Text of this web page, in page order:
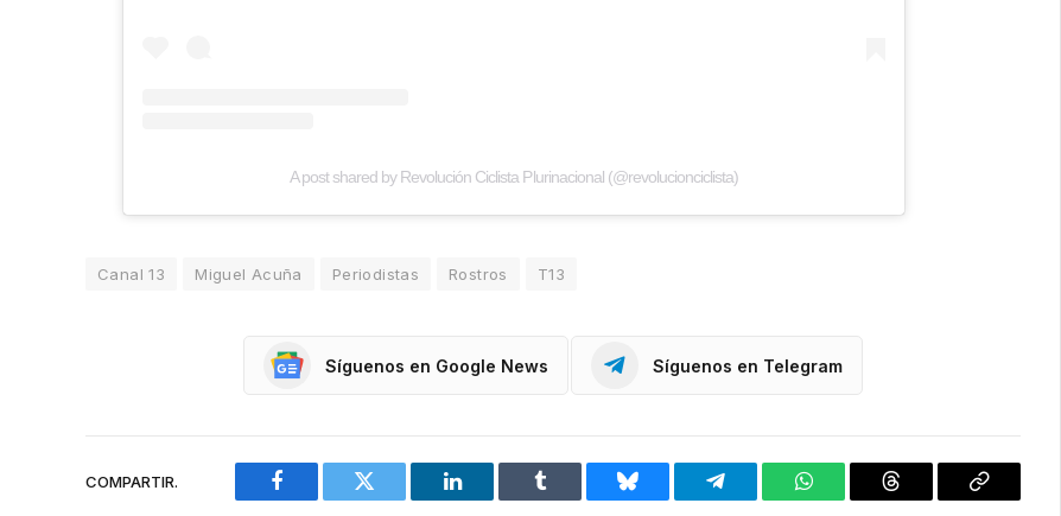
A post shared by Revolución Ciclista Plurinacional (@revolucionciclista)
Canal 13 Miguel Acuña Periodistas Rostros T13
Síguenos en Google News Síguenos en Telegram
COMPARTIR.
Facebook Twitter LinkedIn Tumblr Bluesky Telegram WhatsAppThreads
Copiar